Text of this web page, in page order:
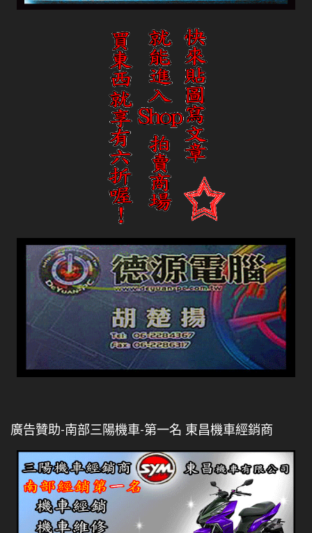
廣告贊助-南部三陽機車-第一名 東昌機車經銷商